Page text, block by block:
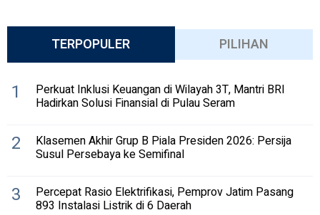
TERPOPULER PILIHAN
1 Perkuat Inklusi Keuangan di Wilayah 3T, Mantri BRI
Hadirkan Solusi Finansial di Pulau Seram
2 Klasemen Akhir Grup B Piala Presiden 2026: Persija
Susul Persebaya ke Semifinal
3 Percepat Rasio Elektrifikasi, Pemprov Jatim Pasang
893 Instalasi Listrik di 6 Daerah